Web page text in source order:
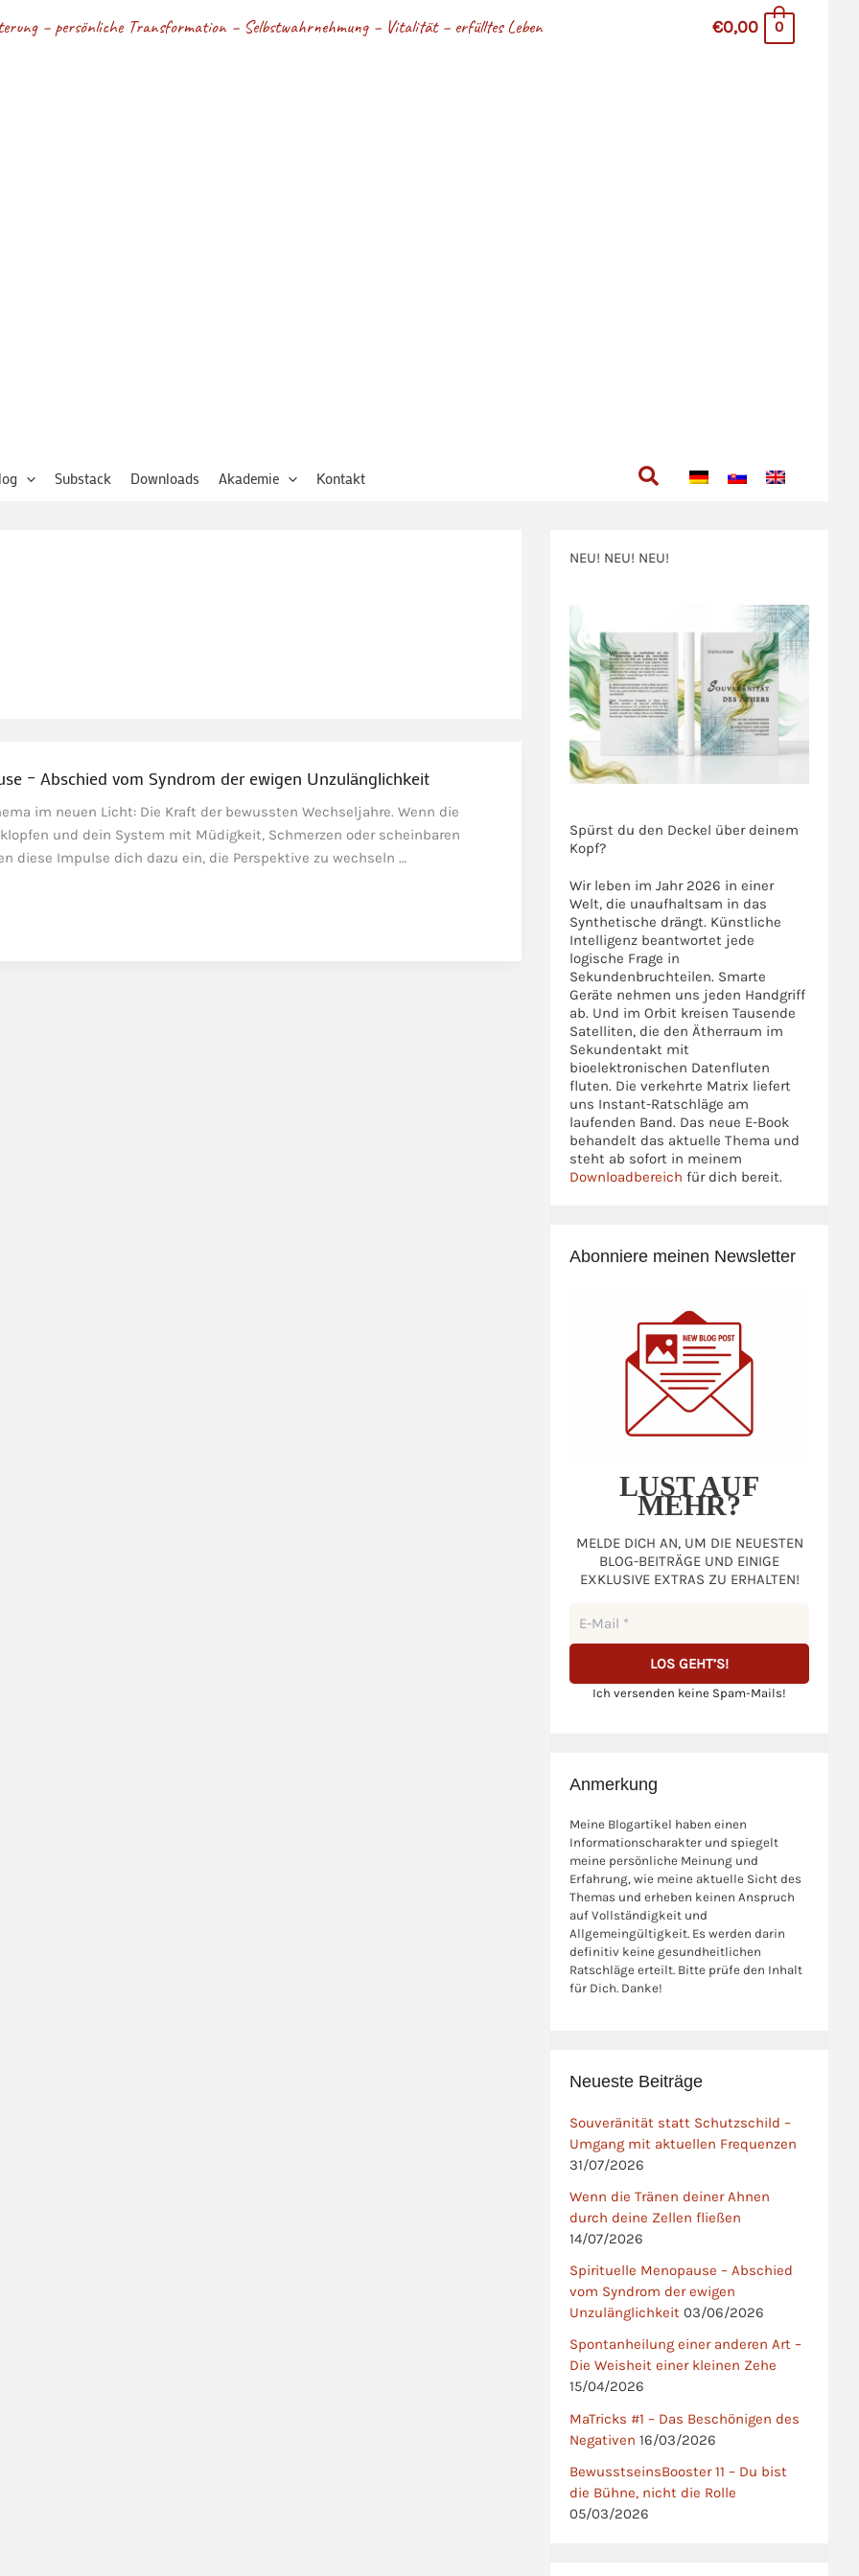
– persönliche Transformation – Selbstwahrnehmung – Vitalität – erfülltes Leben €0,00 0
Substack Downloads Akademie Kontakt Suchen
– Abschied vom Syndrom der ewigen Unzulänglichkeit
im neuen Licht: Die Kraft der bewussten Wechseljahre. Wenn die
und dein System mit Müdigkeit, Schmerzen oder scheinbaren
diese Impulse dich dazu ein, die Perspektive zu wechseln …
NEU! NEU! NEU!
Spürst du den Deckel über deinem
Kopf?
Wir leben im Jahr 2026 in einer
Welt, die unaufhaltsam in das
Synthetische drängt. Künstliche
Intelligenz beantwortet jede
logische Frage in
Sekundenbruchteilen. Smarte
Geräte nehmen uns jeden Handgriff
ab. Und im Orbit kreisen Tausende
Satelliten, die den Ätherraum im
Sekundentakt mit
bioelektronischen Datenfluten
fluten. Die verkehrte Matrix liefert
uns Instant-Ratschläge am
laufenden Band. Das neue E-Book
behandelt das aktuelle Thema und
steht ab sofort in meinem
Downloadbereich für dich bereit.
Abonniere meinen Newsletter
LUST AUF
MEHR?
MELDE DICH AN, UM DIE NEUESTEN
BLOG-BEITRÄGE UND EINIGE
EXKLUSIVE EXTRAS ZU ERHALTEN!
Ich versenden keine Spam-Mails!
Anmerkung
Meine Blogartikel haben einen
Informationscharakter und spiegelt
meine persönliche Meinung und
Erfahrung, wie meine aktuelle Sicht des
Themas und erheben keinen Anspruch
auf Vollständigkeit und
Allgemeingültigkeit. Es werden darin
definitiv keine gesundheitlichen
Ratschläge erteilt. Bitte prüfe den Inhalt
für Dich. Danke!
Neueste Beiträge
Souveränität statt Schutzschild –
Umgang mit aktuellen Frequenzen
31/07/2026
Wenn die Tränen deiner Ahnen
durch deine Zellen fließen
14/07/2026
Spirituelle Menopause – Abschied
vom Syndrom der ewigen
Unzulänglichkeit 03/06/2026
Spontanheilung einer anderen Art –
Die Weisheit einer kleinen Zehe
15/04/2026
MaTricks #1 – Das Beschönigen des
Negativen 16/03/2026
BewusstseinsBooster 11 – Du bist
die Bühne, nicht die Rolle
05/03/2026